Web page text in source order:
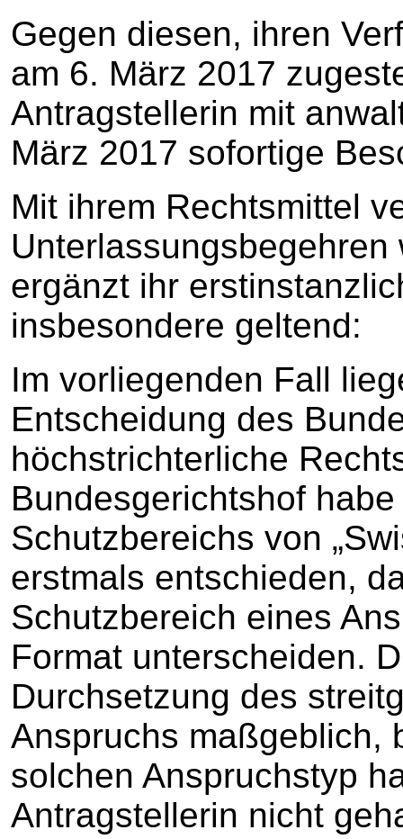
Gegen diesen, ihren
am 6. März 2017
Antragstellerin mit
März 2017 sofortige
Mit ihrem Rechtsmittel
ergänzt ihr
insbesondere geltend:
Im vorliegenden Fall
Entscheidung des
höchstrichterliche
Bundesgerichtshof
Schutzbereichs von
erstmals entschieden,
Schutzbereich eines
Format unterscheiden.
Durchsetzung des
Anspruchs maßgeblich,
solchen Anspruchstyp
Antragstellerin nicht